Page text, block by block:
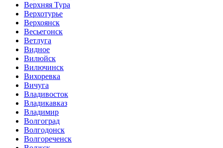
Верхняя Тура
Верхотурье
Верхоянск
Весьегонск
Ветлуга
Видное
Вилюйск
Вилючинск
Вихоревка
Вичуга
Владивосток
Владикавказ
Владимир
Волгоград
Волгодонск
Волгореченск